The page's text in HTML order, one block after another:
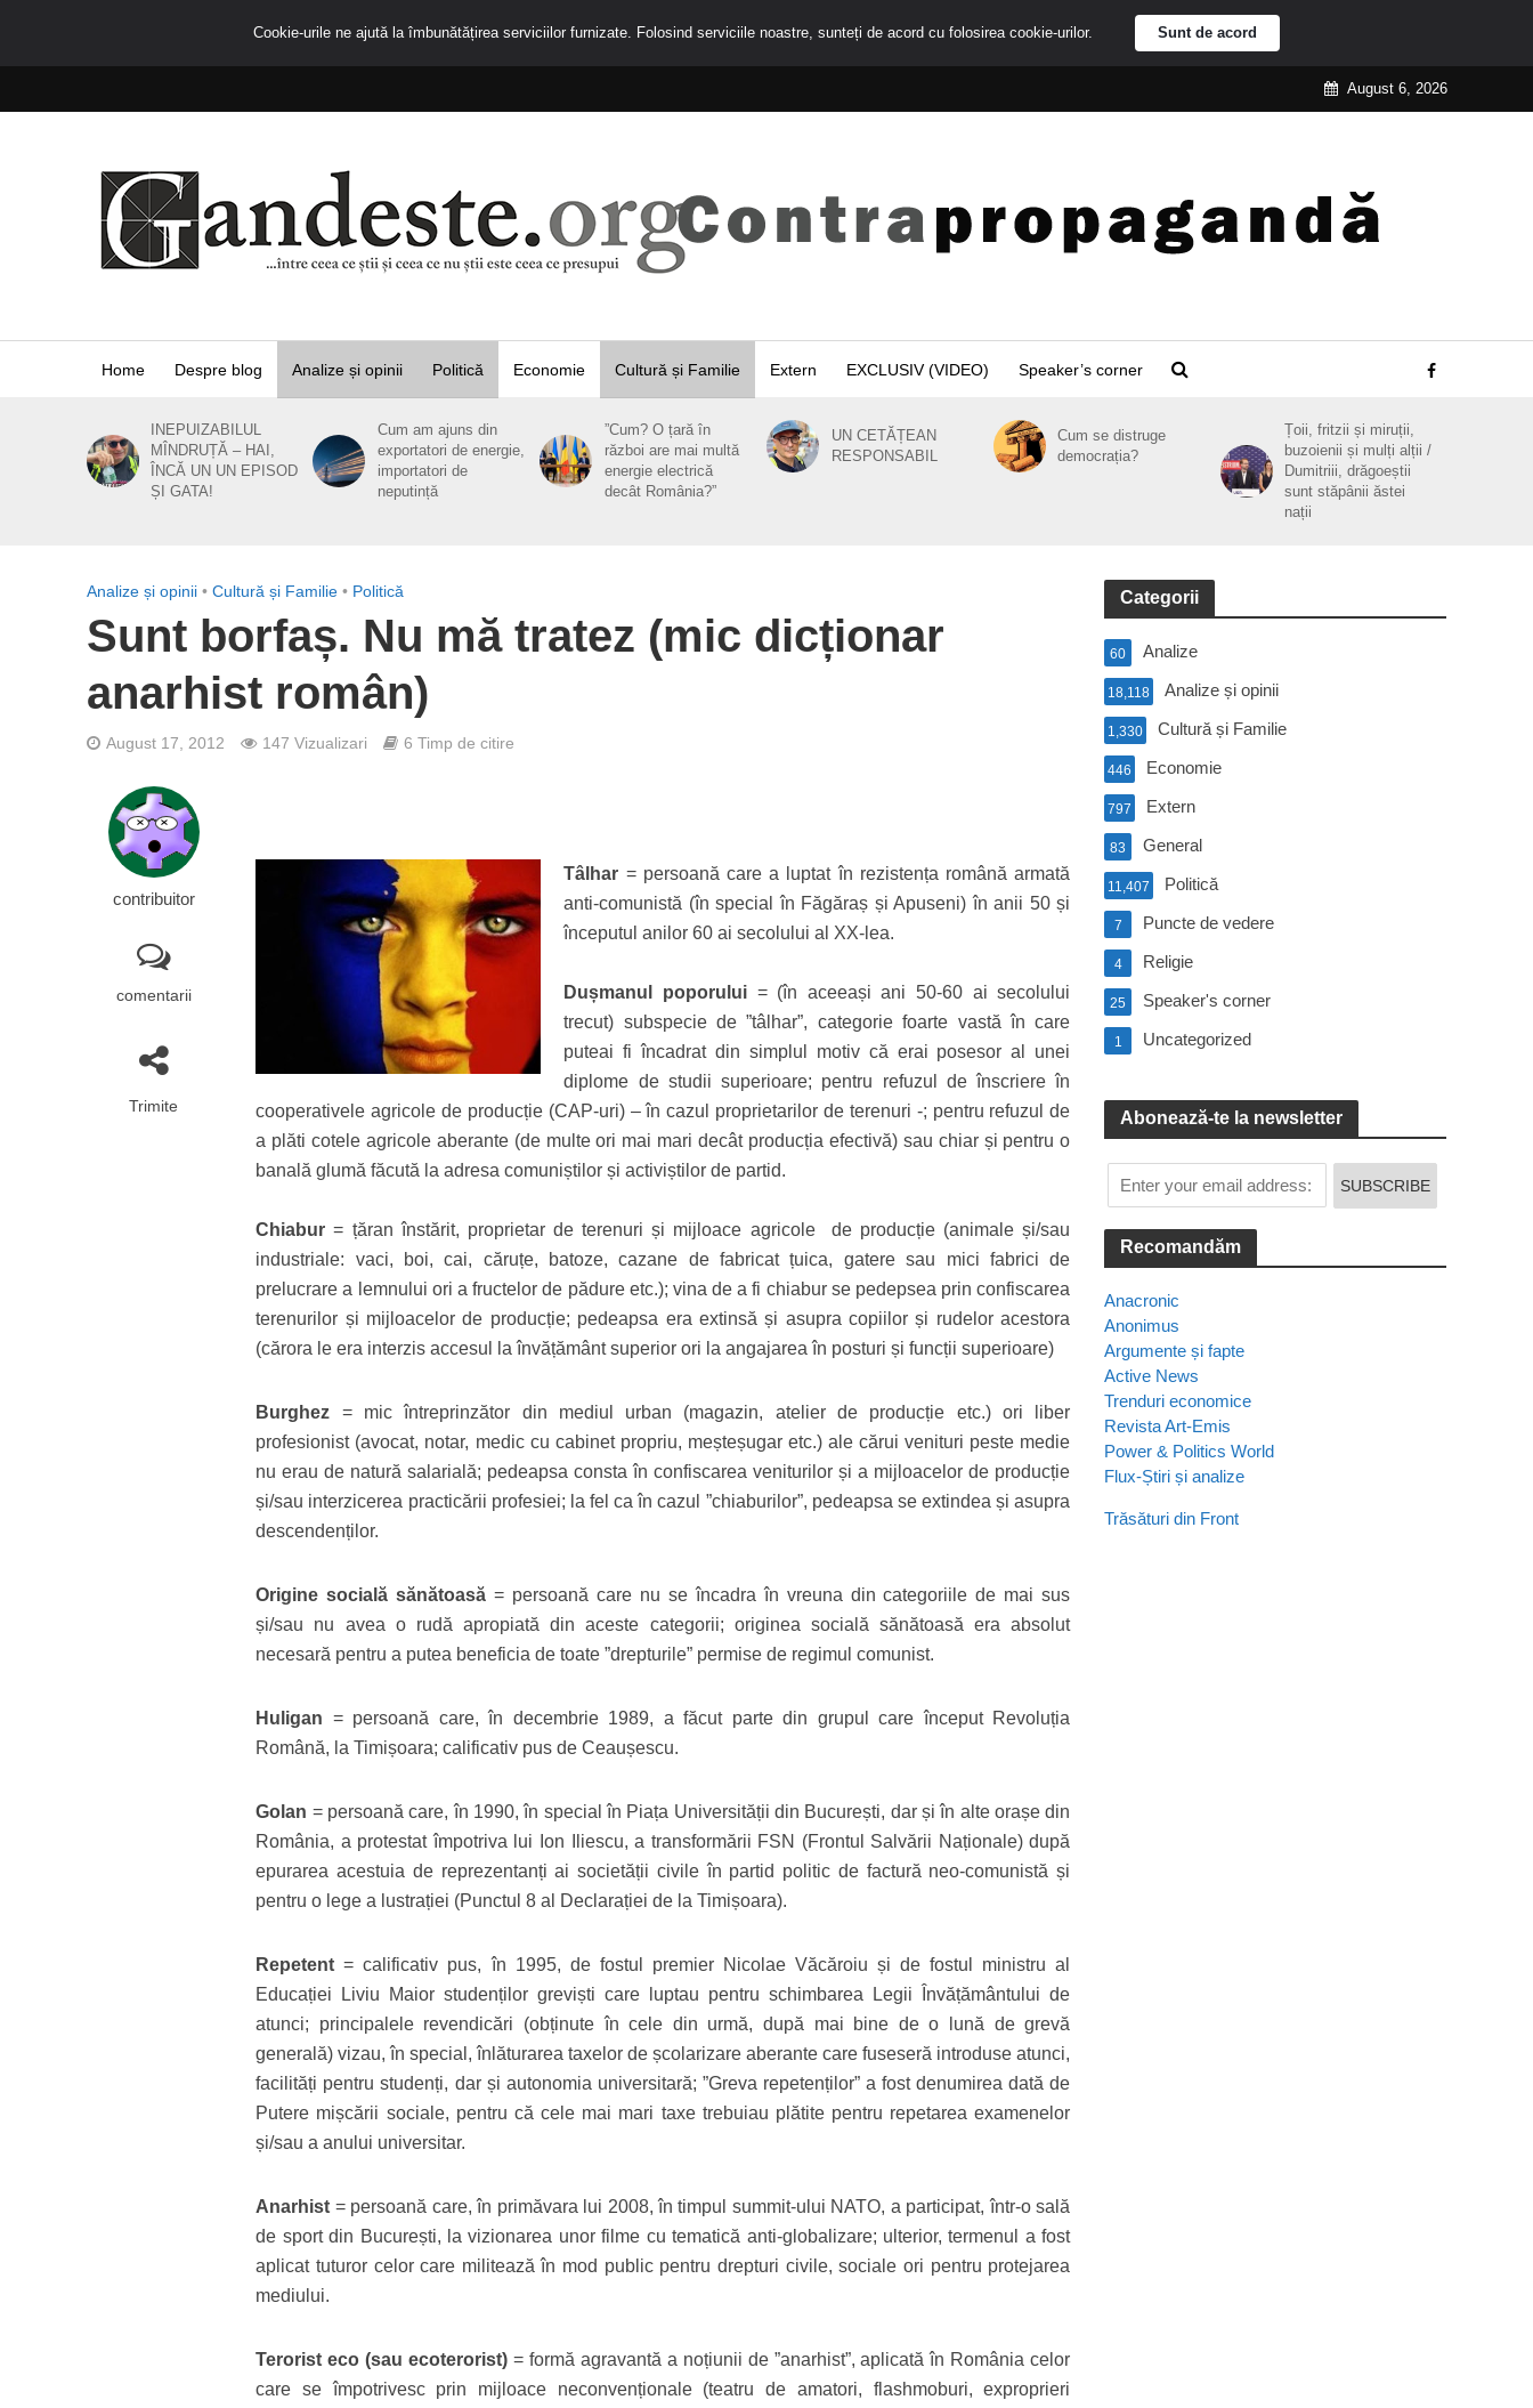
August 6, 2026
Home Despre blog Analize și opinii Politică Economie Cultură și Familie Extern EXCLUSIV (VIDEO) Speaker’s corner
INEPUIZABILUL
MÎNDRUȚĂ – HAI,
ÎNCĂ UN UN EPISOD
ȘI GATA!
Cum am ajuns din
exportatori de energie,
importatori de
neputință
”Cum? O țară în
război are mai multă
energie electrică
decât România?”
UN CETĂȚEAN
RESPONSABIL
Cum se distruge
democrația?
Țoii, fritzii și miruții,
buzoienii și mulți alții /
Dumitriii, drăgoeștii
sunt stăpânii ăstei
nații
Analize și opinii • Cultură și Familie • Politică
Sunt borfaș. Nu mă tratez (mic dicționar
anarhist român)
August 17, 2012 147 Vizualizari 6 Timp de citire
contribuitor
comentarii
Trimite
Tâlhar = persoană care a luptat în rezistența română armată
anti-comunistă (în special în Făgăraș și Apuseni) în anii 50 și
începutul anilor 60 ai secolului al XX-lea.
Dușmanul poporului= (în aceeași ani 50-60 ai secolului
trecut) subspecie de ”tâlhar”, categorie foarte vastă în care
puteai fi încadrat din simplul motiv că erai posesor al unei
diplome de studii superioare; pentru refuzul de înscriere în
cooperativele agricole de producție (CAP-uri) – în cazul proprietarilor de terenuri -; pentru refuzul de
a plăti cotele agricole aberante (de multe ori mai mari decât producția efectivă) sau chiar și pentru o
banală glumă făcută la adresa comuniștilor și activiștilor de partid.
Chiabur = țăran înstărit, proprietar de terenuri și mijloace agricole de producție (animale și/sau
industriale: vaci, boi, cai, căruțe, batoze, cazane de fabricat țuica, gatere sau mici fabrici de
prelucrare a lemnului ori a fructelor de pădure etc.); vina de a fi chiabur se pedepsea prin confiscarea
terenurilor și mijloacelor de producție; pedeapsa era extinsă și asupra copiilor și rudelor acestora
(cărora le era interzis accesul la învățământ superior ori la angajarea în posturi și funcții superioare)
Burghez = mic întreprinzător din mediul urban (magazin, atelier de producție etc.) ori liber
profesionist (avocat, notar, medic cu cabinet propriu, meșteșugar etc.) ale cărui venituri peste medie
nu erau de natură salarială; pedeapsa consta în confiscarea veniturilor și a mijloacelor de producție
și/sau interzicerea practicării profesiei; la fel ca în cazul ”chiaburilor”, pedeapsa se extindea și asupra
descendenților.
Origine socială sănătoasă = persoană care nu se încadra în vreuna din categoriile de mai sus
și/sau nu avea o rudă apropiată din aceste categorii; originea socială sănătoasă era absolut
necesară pentru a putea beneficia de toate ”drepturile” permise de regimul comunist.
Huligan = persoană care, în decembrie 1989, a făcut parte din grupul care început Revoluția
Română, la Timișoara; calificativ pus de Ceaușescu.
Golan = persoană care, în 1990, în special în Piața Universității din București, dar și în alte orașe din
România, a protestat împotriva lui Ion Iliescu, a transformării FSN (Frontul Salvării Naționale) după
epurarea acestuia de reprezentanți ai societății civile în partid politic de factură neo-comunistă și
pentru o lege a lustrației (Punctul 8 al Declarației de la Timișoara).
Repetent = calificativ pus, în 1995, de fostul premier Nicolae Văcăroiu și de fostul ministru al
Educației Liviu Maior studenților greviști care luptau pentru schimbarea Legii Învățământului de
atunci; principalele revendicări (obținute în cele din urmă, după mai bine de o lună de grevă
generală) vizau, în special, înlăturarea taxelor de școlarizare aberante care fuseseră introduse atunci,
facilități pentru studenți, dar și autonomia universitară; ”Greva repetenților” a fost denumirea dată de
Putere mișcării sociale, pentru că cele mai mari taxe trebuiau plătite pentru repetarea examenelor
și/sau a anului universitar.
Anarhist = persoană care, în primăvara lui 2008, în timpul summit-ului NATO, a participat, într-o sală
de sport din București, la vizionarea unor filme cu tematică anti-globalizare; ulterior, termenul a fost
aplicat tuturor celor care militează în mod public pentru drepturi civile, sociale ori pentru protejarea
mediului.
Terorist eco (sau ecoterorist) = formă agravantă a noțiunii de ”anarhist”, aplicată în România celor
care se împotrivesc prin mijloace neconvenționale (teatru de amatori, flashmoburi, exproprieri
Categorii
Analize
60
Analize și opinii
18,118
Cultură și Familie
1,330
Economie
446
Extern
797
General
83
Politică
11,407
Puncte de vedere
7
Religie
4
Speaker's corner
25
Uncategorized
1
Abonează-te la newsletter
Recomandăm
Anacronic
Anonimus
Argumente și fapte
Active News
Trenduri economice
Revista Art-Emis
Power & Politics World
Flux-Știri și analize
Trăsături din Front
Cookie-urile ne ajută la îmbunătățirea serviciilor furnizate. Folosind serviciile noastre, sunteți de acord cu folosirea cookie-urilor. Sunt de acord